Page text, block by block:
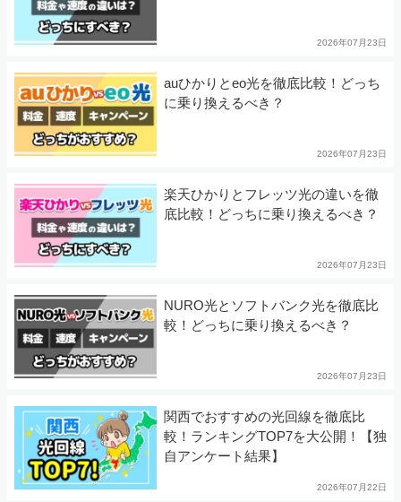
2026年07月23日
auひかりとeo光を徹底比較！どっち
に乗り換えるべき？
2026年07月23日
楽天ひかりとフレッツ光の違いを徹
底比較！どっちに乗り換えるべき？
2026年07月23日
NURO光とソフトバンク光を徹底比
較！どっちに乗り換えるべき？
2026年07月23日
関西でおすすめの光回線を徹底比
較！ランキングTOP7を大公開！【独
自アンケート結果】
2026年07月22日